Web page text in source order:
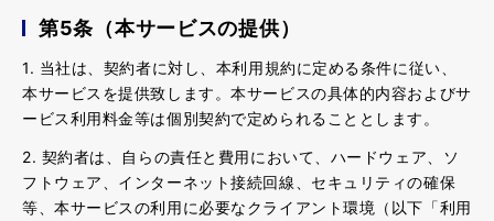
第5条（本サービスの提供）
1. 当社は、契約者に対し、本利用規約に定める条件に従い、
本サービスを提供致します。本サービスの具体的内容およびサ
ービス利用料金等は個別契約で定められることとします。
2. 契約者は、自らの責任と費用において、ハードウェア、ソ
フトウェア、インターネット接続回線、セキュリティの確保
等、本サービスの利用に必要なクライアント環境（以下「利用